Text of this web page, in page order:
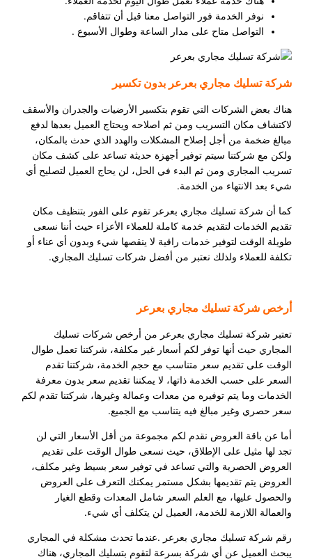
نوفر الخدمة فور التواصل معنا قبل أن تتفاقم.
التواصل متاح على مدار الساعة وطوال الأسبوع .
شركة تسليك مجاري بعرعر بدون تكسير
هناك بعض الشركات التي تقوم بتكسير الأرضيات والجدران والأسقف
لاكتشاف مكان التسريب ومن ثم اصلاحه ويحتاج العميل بعدها لدفع
مبالغ ضخمة من أجل إصلاح المشكلات والهدد الذي حدث بالمكان،
ولكن مع شركتنا سيتم توفير أجهزة حديثة تساعد على كشف مكان
تسريب المجاري ومن ثم البدء في الحل، لن يحاج العميل لتصليح أي
شيء بعد الانتهاء من الخدمة.
كما أن شركة تسليك مجاري بعرعر تقوم على الفور بتنظيف مكان
تقديم الخدمات لتقديم خدمة كاملة للعملاء الأعزاء حيث أننا نسعى
طويلة الوقت لتوفير خدمات راقية لا ينقصها شيء وبدون أي عناء أو
تكلفة للعملاء ولذلك نعتبر من أفضل شركات تسليك المجاري.
أرخص شركة تسليك مجاري بعرعر
تعتبر شركة تسليك مجاري بعرعر من أرخص شركات تسليك
المجاري حيث أنها توفر لكم أسعار غير مكلفة، شركتنا تعمل طوال
الوقت على تقديم سعر متناسب مع حجم الخدمة، شركتنا تقدم
السعر على حسب الخدمة ذاتها، لا يمكننا تقديم سعر بدون معرفة
الخدمات وما يتم توفيره من معدات وعمالة وغيرها، شركتنا تقدم لكم
سعر حصري وغير مبالغ فيه يتناسب مع الجميع.
أما عن باقة العروض نقدم لكم مجموعة من أقل الأسعار التي لن
تجد لها مثيل على الإطلاق، حيث نسعى طوال الوقت على تقديم
العروض الحصرية والتي تساعد في توفير سعر بسيط وغير مكلف،
العروض يتم تقديمها بشكل مستمر يمكنك التعرف على العروض
والحصول عليها، مع العلم السعر شامل المعدات وقطع الغيار
والعمالة اللازمة للخدمة، العميل لن يتكلف أي شيء.
رقم شركة تسليك مجاري بعرعر .عندما تحدث مشكلة في المجاري
يبحث العميل عن أي شركة بسرعة لتقوم بتسليك المجاري، هناك